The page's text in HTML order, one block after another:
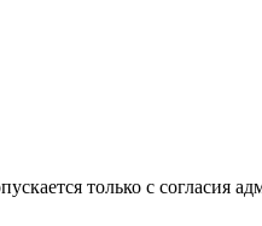
только с согласия